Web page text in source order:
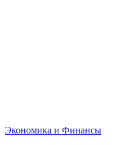
Экономика и Финансы